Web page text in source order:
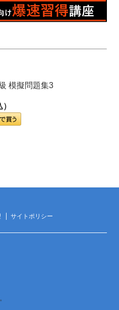
模擬問題集3
サイトポリシー